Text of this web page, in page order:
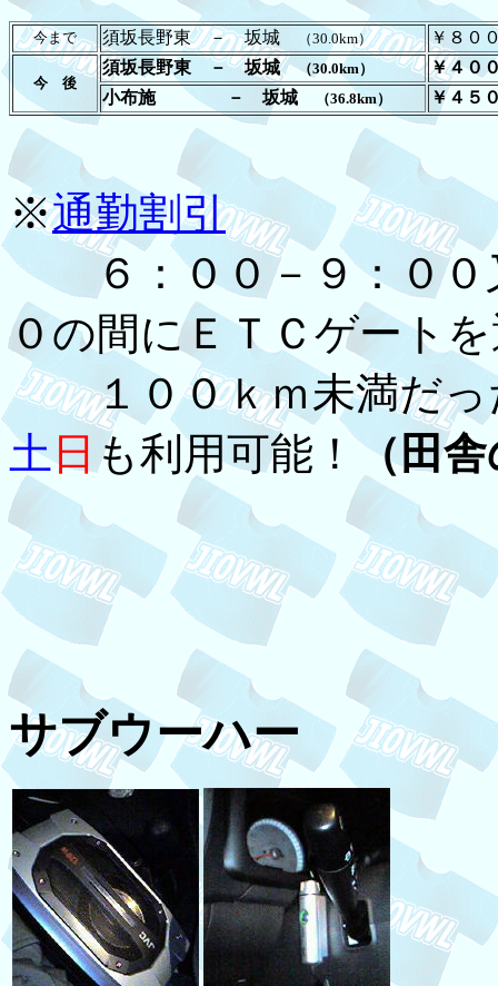
今まで 須坂長野東 － 坂城 （30.0km） ￥８０
今 後
須坂長野東 － 坂城（30.0km）
￥４０
小布施 － 坂城
（36.8km） ￥４５
※通勤割引
６：００－９：００
０の間にＥＴＣゲート
１００ｋｍ未満だっ
土日 も利用可能！（田
サブウーハー